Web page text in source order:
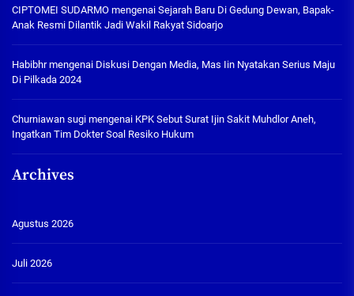
CIPTOMEI SUDARMO mengenai Sejarah Baru Di Gedung Dewan, Bapak-
Anak Resmi Dilantik Jadi Wakil Rakyat Sidoarjo
Habibhrmengenai Diskusi Dengan Media, Mas Iin Nyatakan Serius Maju
Di Pilkada 2024
Churniawan sugi mengenai KPK Sebut Surat Ijin Sakit Muhdlor Aneh,
Ingatkan Tim Dokter Soal Resiko Hukum
Archives
Agustus 2026
Juli 2026